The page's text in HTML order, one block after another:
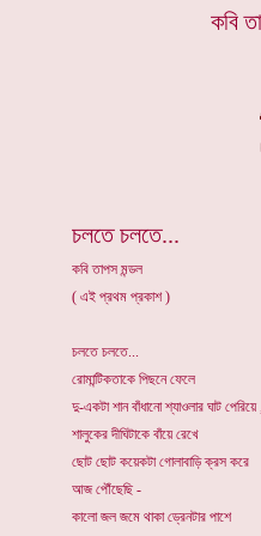
চলতে চলতে...
কবি তাপস মন্ডল
( এই প্রথম প্রকাশ )
চলতে চলতে...
রোমান্টিকতাকে পিছনে ফেলে
দু-একটা শান বাঁধানো শ্যাওলার ঘাট পেরিয়ে
শালুকের দীঘিটাকে বাঁয়ে রেখে
ছোট ছোট কয়েকটা গোলাবাড়ি ক্রস করে
আজ পৌঁছেছি -
কালো জল জমে থাকা ড্রেনটার পাশে
কবি